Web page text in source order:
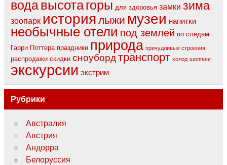
водавысотагоры для здоровья замки зима
зоопарк история лыжи музеи напитки
необычные отели под землей по следам
Гарри Поттера праздники природа причудливые строения
распродажи скидки сноуборд транспорт холод шоппинг
экскурсии экстрим
Рубрики
Австралия
Австрия
Андорра
Белоруссия